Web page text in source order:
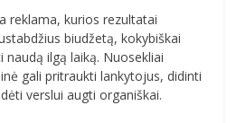
reklama, kurios rezultatai
biudžetą, kokybiškai
naudą ilgą laiką. Nuosekliai
gali pritraukti lankytojus, didinti
verslui augti organiškai.